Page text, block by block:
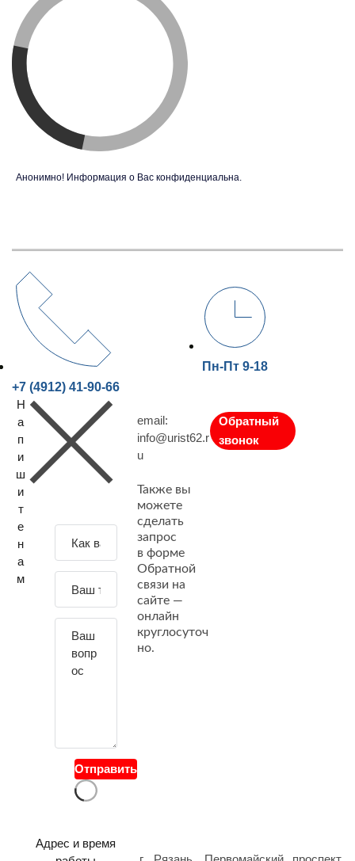
Анонимно! Информация о Вас конфиденциальна.
+7 (4912) 41-90-66
Пн-Пт 9-18
Н
а
п
и
ш
и
т
е
н
а
м
Отправить
email:
info@urist62.r
u
Также вы
можете
сделать
запрос
в форме
Обратной
связи на
сайте —
онлайн
круглосуточ
но.
Обратный
звонок
Адрес и время